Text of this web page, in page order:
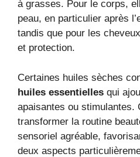
à grasses. Pour le corps,
peau, en particulier après
tandis que pour les
et protection.
Certaines huiles sèches
huiles essentielles qui
apaisantes ou stimulantes.
transformer la routine
sensoriel agréable,
deux aspects